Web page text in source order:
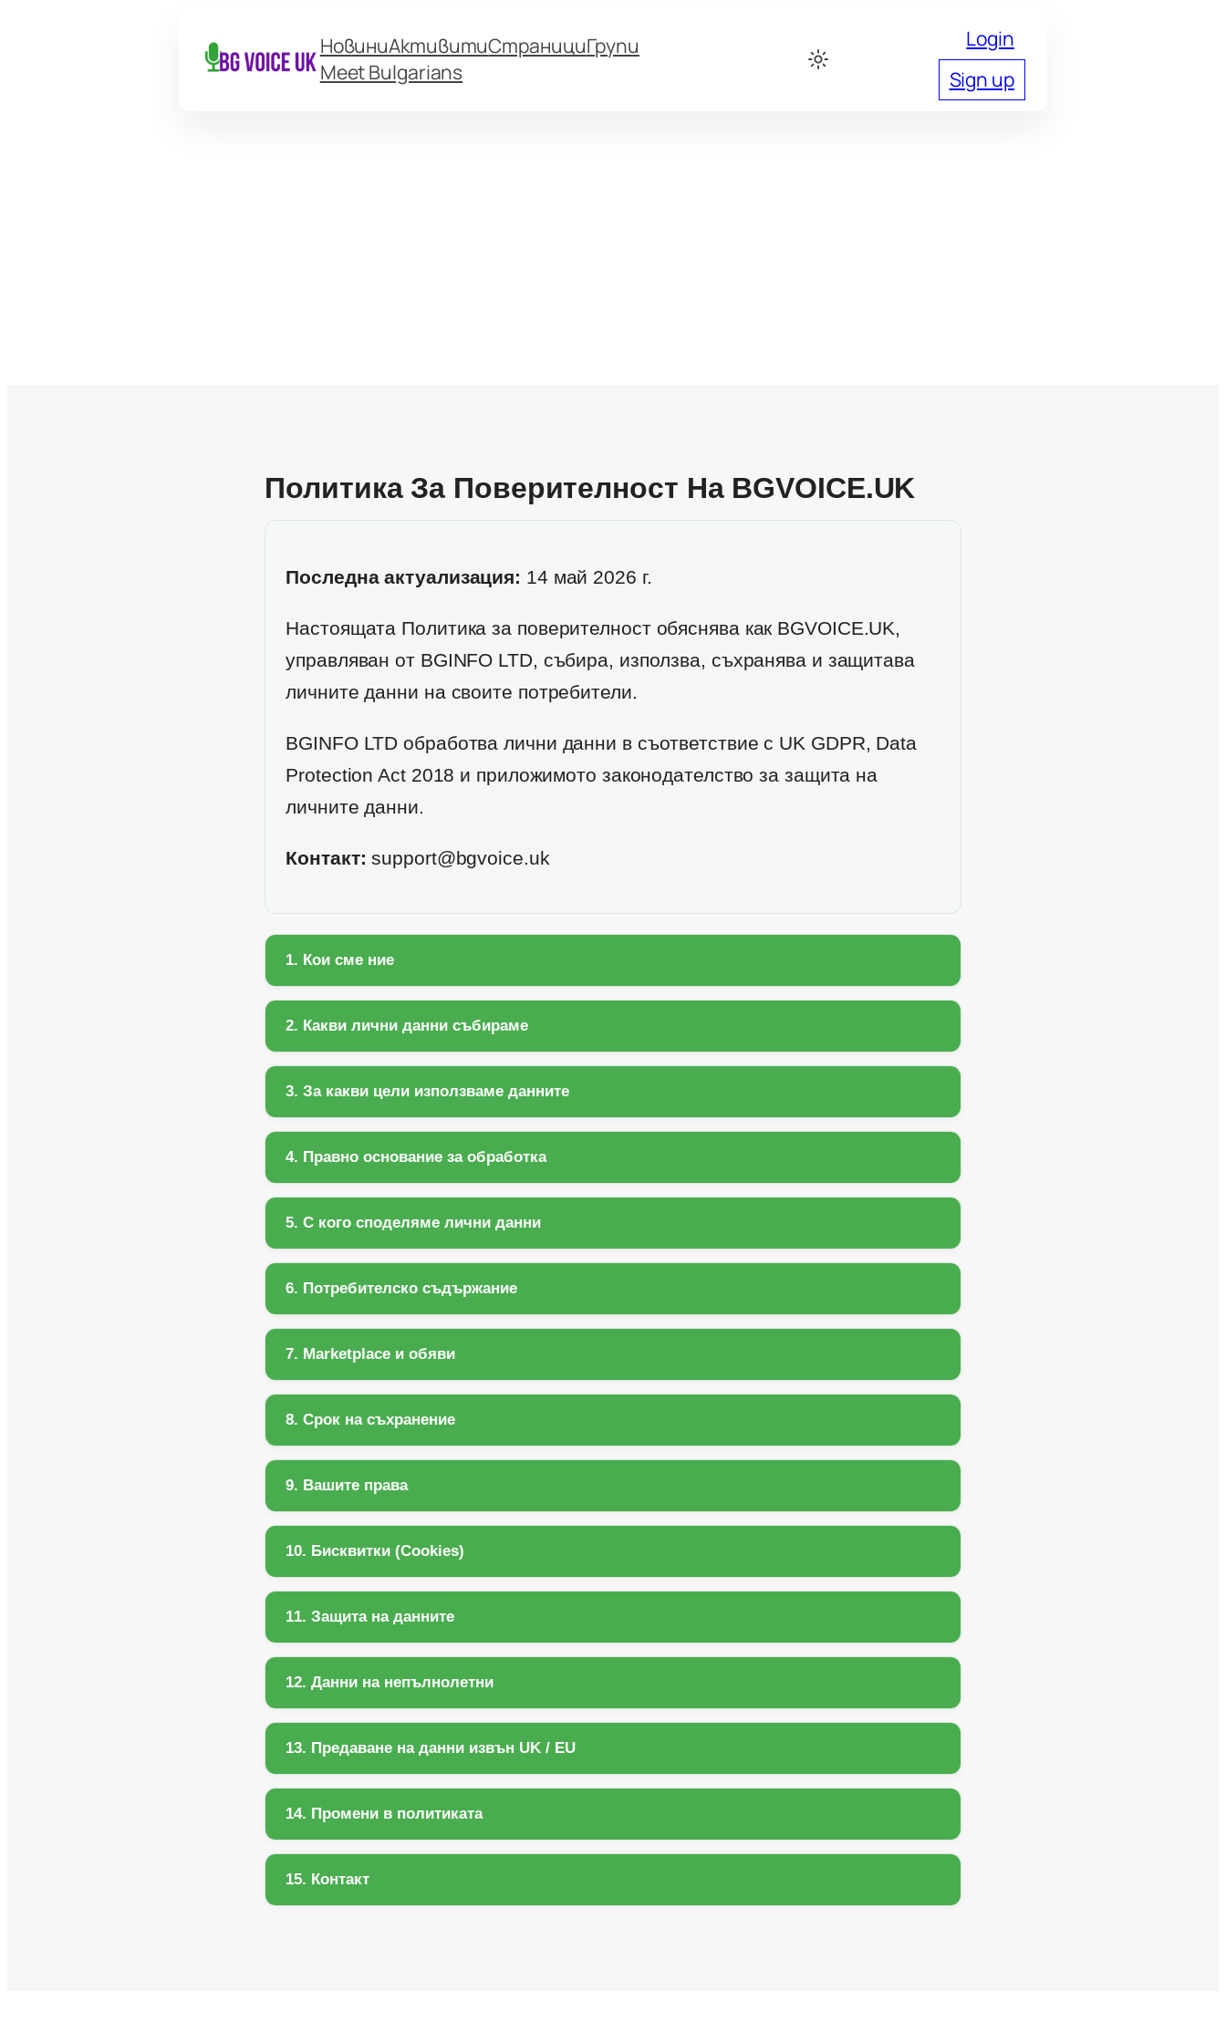
НовиниАктивитиСтранициГрупи
Meet Bulgarians
Login
Sign up
Политика За Поверителност На BGVOICE.UK
Последна актуализация: 14 май 2026 г.
Настоящата Политика за поверителност обяснява как BGVOICE.UK,
управляван от BGINFO LTD, събира, използва, съхранява и защитава
личните данни на своите потребители.
BGINFO LTD обработва лични данни в съответствие с UK GDPR, Data
Protection Act 2018 и приложимото законодателство за защита на
личните данни.
Контакт: support@bgvoice.uk
1. Кои сме ние
2. Какви лични данни събираме
3. За какви цели използваме данните
4. Правно основание за обработка
5. С кого споделяме лични данни
6. Потребителско съдържание
7. Marketplace и обяви
8. Срок на съхранение
9. Вашите права
10. Бисквитки (Cookies)
11. Защита на данните
12. Данни на непълнолетни
13. Предаване на данни извън UK / EU
14. Промени в политиката
15. Контакт